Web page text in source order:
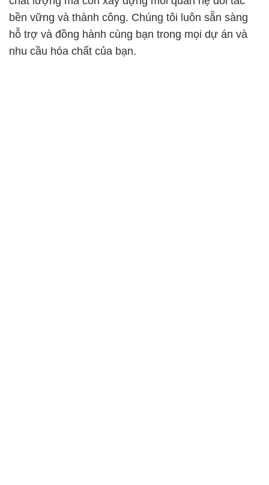
bền vững và thành công. Chúng tôi luôn sẵn sàng
hỗ trợ và đồng hành cùng bạn trong mọi dự án và
nhu cầu hóa chất của bạn.